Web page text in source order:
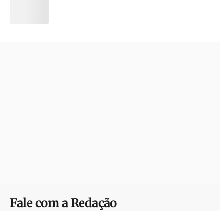
Fale com a Redação